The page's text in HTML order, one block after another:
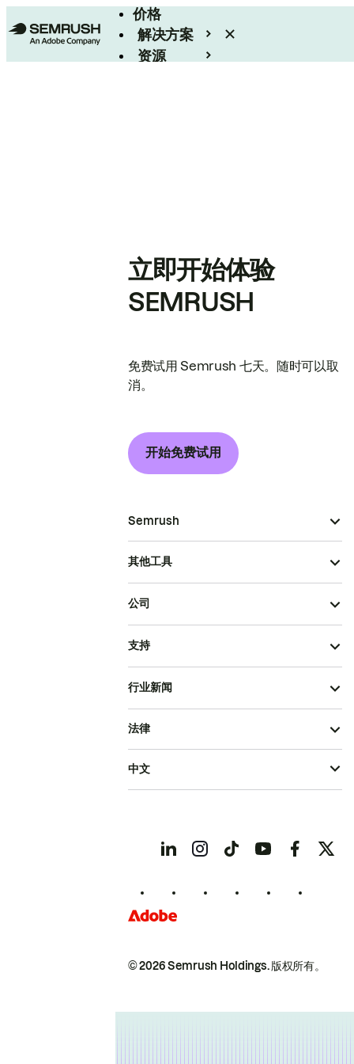
价格
解决方案
资源
立即开始体验
SEMRUSH
免费试用 Semrush 七天。随时可以取
消。
开始免费试用
Semrush
其他工具
公司
支持
行业新闻
© 2026 Semrush Holdings.版权所有。
法律
中文